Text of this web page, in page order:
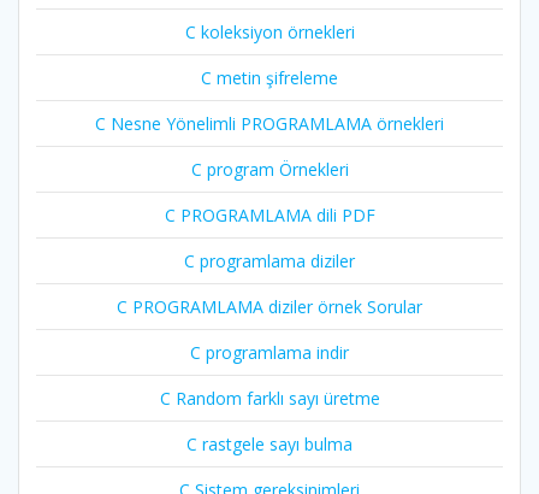
C koleksiyon örnekleri
C metin şifreleme
C Nesne Yönelimli PROGRAMLAMA örnekleri
C program Örnekleri
C PROGRAMLAMA dili PDF
C programlama diziler
C PROGRAMLAMA diziler örnek Sorular
C programlama indir
C Random farklı sayı üretme
C rastgele sayı bulma